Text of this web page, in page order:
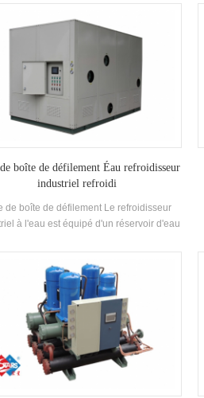
qui est largement utilisé dans les
et les petits bureaux. Les climatiseurs
ont les avantages de la puissance
et du vent fort puissance. L'unité dispose
standard et d'entrée d'eau de
Température. Gamme 21-35 °C.
Hstars refroidissementCapacité Plage:
25.7kw ~ 147.7kw Applications: Usine,
centre commercial, bureau et autres
climatisation Systèmes.
boîte de défilement Éau refroidisseur
industriel refroidi
de boîte de défilement Le refroidisseur
à l'eau est équipé d'un réservoir d'eau
de refroidissement, avec des
de marque bien connus et un
électronique composants. Il est équipé
d'une efficacité élevée shell and-tube
condenseurs et évaporateurs.